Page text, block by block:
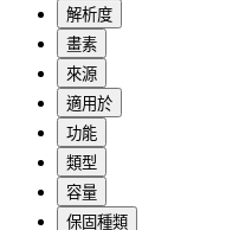
解析度
畫素
來源
適用於
功能
類型
容量
保固種類